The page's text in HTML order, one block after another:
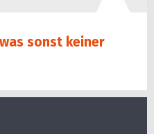
sonst keiner